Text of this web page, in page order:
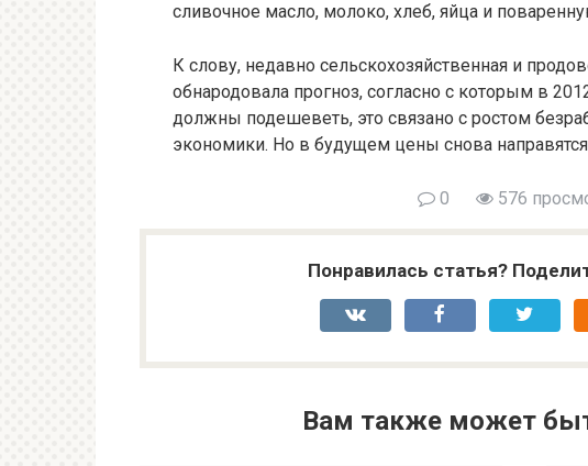
сливочное масло, молоко, хлеб, яйца и
К слову, недавно сельскохозяйственная и
обнародовала прогноз, согласно с которым в
должны подешеветь, это связано с ростом
экономики. Но в будущем цены снова
0 576
Понравилась статья?
Вам также может